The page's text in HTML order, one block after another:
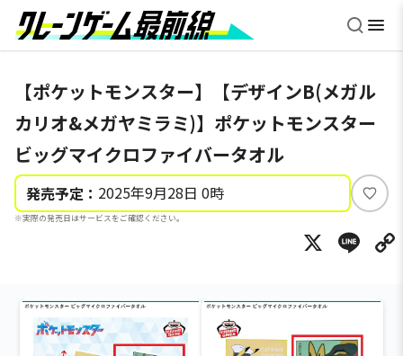
【ポケットモンスター】【デザインB(メガル
カリオ&メガヤミラミ)】ポケットモンスター
ビッグマイクロファイバータオル
発売予定： 2025年9月28日 0時
※実際の発売日はサービスをご確認ください。
い
ね
X